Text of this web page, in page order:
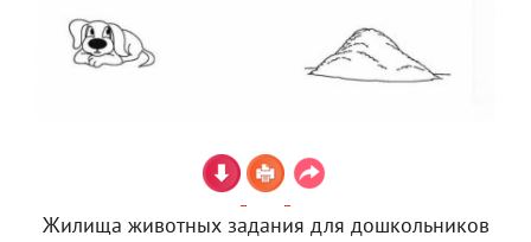
Жилища животных задания для дошкольников